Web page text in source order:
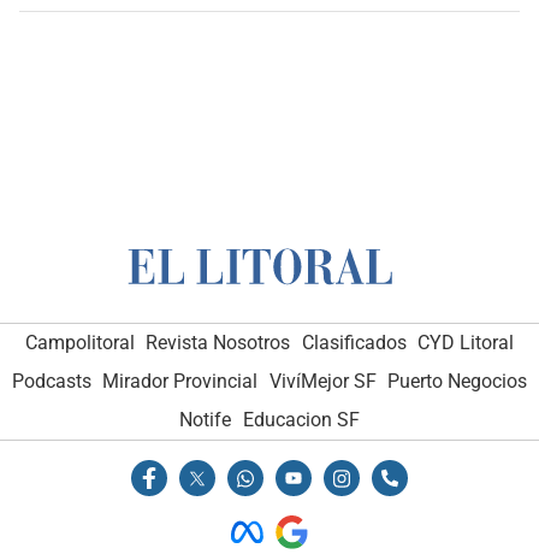
Campolitoral Revista Nosotros Clasificados CYD Litoral
Podcasts Mirador Provincial VivíMejor SF Puerto Negocios
Notife Educacion SF